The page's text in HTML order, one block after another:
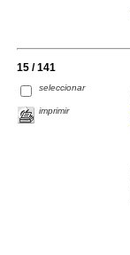
15 / 141
seleccionar
imprimir